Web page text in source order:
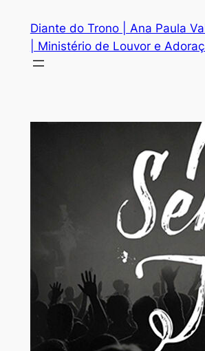
Diante do Trono | Ana Paula
| Ministério de Louvor e